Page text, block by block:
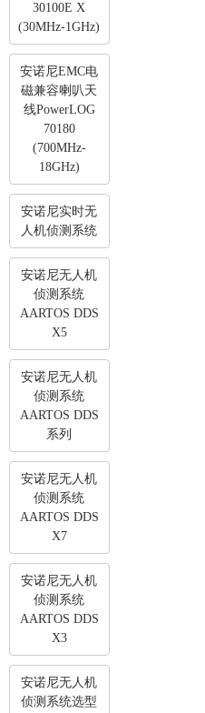
30100E X
(30MHz-1GHz)
安诺尼EMC电
磁兼容喇叭天
线PowerLOG
70180
(700MHz-
18GHz)
安诺尼实时无
人机侦测系统
安诺尼无人机
侦测系统
AARTOS DDS
X5
安诺尼无人机
侦测系统
AARTOS DDS
系列
安诺尼无人机
侦测系统
AARTOS DDS
X7
安诺尼无人机
侦测系统
AARTOS DDS
X3
安诺尼无人机
侦测系统选型